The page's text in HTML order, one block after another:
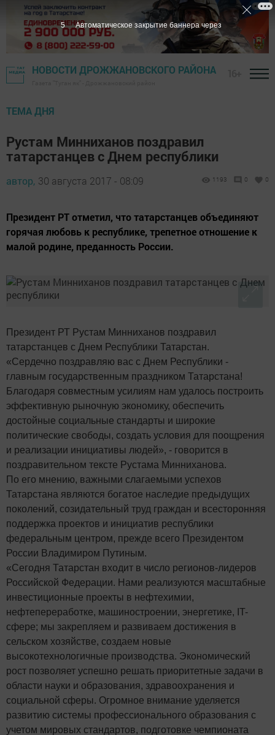
НОВОСТИ ДРОЖЖАНОВСКОГО РАЙОНА
ТЕМА ДНЯ
Рустам Минниханов поздравил
татарстанцев с Днем республики
автор, 30 августа 2017 - 08:09 1193 0 0
Президент РТ отметил, что татарстанцев объединяют
горячая любовь к республике, трепетное отношение к
малой родине, преданность России.
Президент РТ Рустам Минниханов поздравил
татарстанцев с Днем Республики Татарстан.
«Сердечно поздравляю вас с Днем Республики -
главным государственным праздником Татарстана!
Благодаря совместным усилиям нам удалось построить
эффективную рыночную экономику, обеспечить
достойные социальные стандарты и широкие
политические свободы, создать условия для поощрения
и реализации инициативы людей», - говорится в
поздравительном тексте Рустама Минниханова.
По его мнению, важными слагаемыми успехов
Татарстана являются богатое наследие предыдущих
поколений, созидательный труд граждан и всесторонняя
поддержка проектов и инициатив республики
федеральным центром, прежде всего Президентом
России Владимиром Путиным.
«Сегодня Татарстан входит в число регионов-лидеров
Российской Федерации. Нами реализуются масштабные
инвестиционные проекты в нефтехимии,
нефтепереработке, машиностроении, энергетике, IT-
сфере; мы закрепляем и развиваем достижения в
сельском хозяйстве, создаем новые
высокотехнологичные производства. Экономический
рост позволяет успешно решать приоритетные задачи в
области науки и образования, здравоохранения и
социальной сферы. Огромное внимание уделяется
развитию системы профессионального образования с
учетом мировых стандартов, подготовке чемпионата
4 Автоматическое закрытие баннера через